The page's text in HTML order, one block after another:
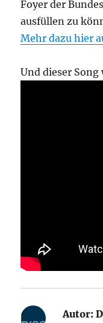
Foyer der
ausfüllen zu
Mehr dazu hier
Und dieser
Autor: